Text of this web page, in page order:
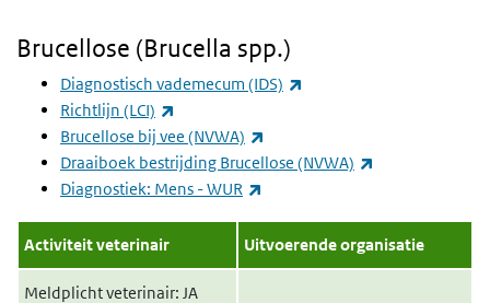
Brucellose (Brucella spp.)
Diagnostisch vademecum (IDS)
Richtlijn (LCI)
Brucellose bij vee (NVWA)
Draaiboek bestrijding Brucellose (NVWA)
Diagnostiek: Mens - WUR
Activiteit veterinair Uitvoerende organisatie
Meldplicht veterinair: JA